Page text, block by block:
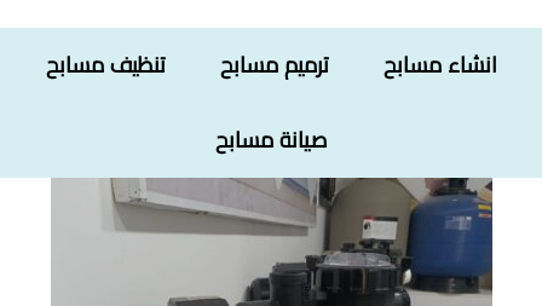
انشاء مسابح ترميم مسابح تنظيف مسابح
صيانة مسابح